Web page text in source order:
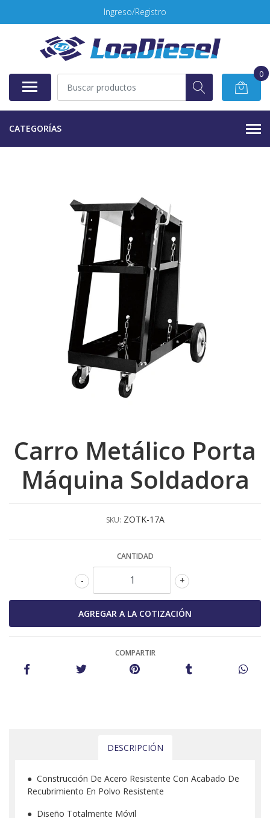
Ingreso/Registro
0
CATEGORÍAS
Carro Metálico Porta
Máquina Soldadora
SKU: ZOTK-17A
CANTIDAD
+
-
COMPARTIR
DESCRIPCIÓN
● Construcción De Acero Resistente Con Acabado De
Recubrimiento En Polvo Resistente
● Diseño Totalmente Móvil